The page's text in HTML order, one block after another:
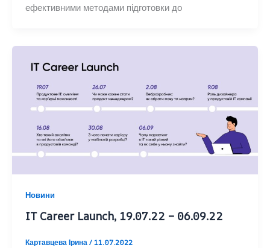
ефективними методами підготовки до
Новини
IT Career Launch, 19.07.22 – 06.09.22
Картавцева Ірина/11.07.2022